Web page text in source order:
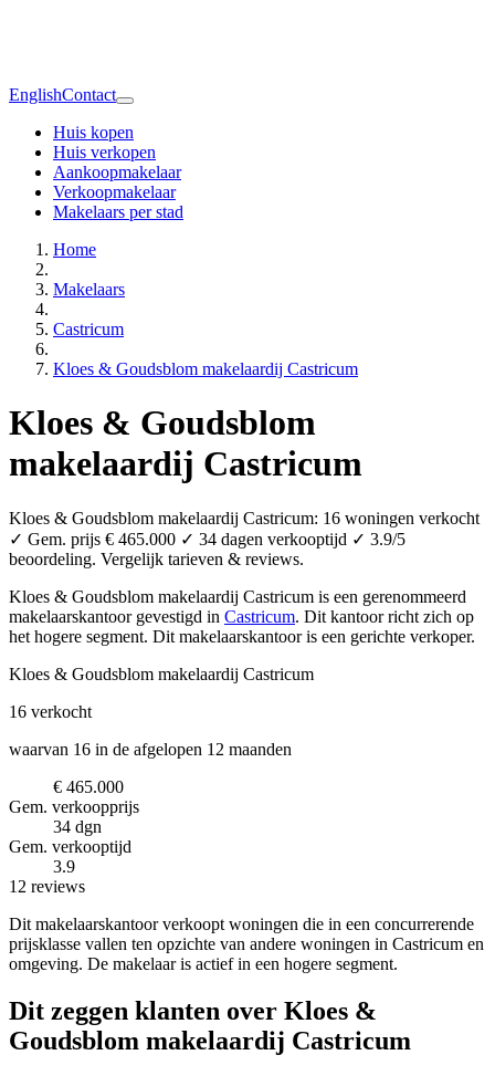
EnglishContact
Huis kopen
Huis verkopen
Aankoopmakelaar
Verkoopmakelaar
Makelaars per stad
Home
Makelaars
Castricum
Kloes & Goudsblom makelaardij Castricum
Kloes & Goudsblom
makelaardij Castricum
Kloes & Goudsblom makelaardij Castricum: 16 woningen verkocht
✓ Gem. prijs € 465.000 ✓ 34 dagen verkooptijd ✓ 3.9/5
beoordeling. Vergelijk tarieven & reviews.
Kloes & Goudsblom makelaardij Castricum is een gerenommeerd
makelaarskantoor gevestigd in Castricum. Dit kantoor richt zich op
het hogere segment. Dit makelaarskantoor is een gerichte verkoper.
Kloes & Goudsblom makelaardij Castricum
16 verkocht
waarvan 16 in de afgelopen 12 maanden
€ 465.000
Gem. verkoopprijs
34 dgn
Gem. verkooptijd
3.9
12 reviews
Dit makelaarskantoor verkoopt woningen die in een concurrerende
prijsklasse vallen ten opzichte van andere woningen in Castricum en
omgeving. De makelaar is actief in een hogere segment.
Dit zeggen klanten over Kloes &
Goudsblom makelaardij Castricum